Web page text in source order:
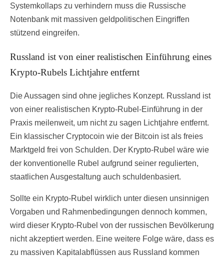
Systemkollaps zu verhindern muss die Russische
Notenbank mit massiven geldpolitischen Eingriffen
stützend eingreifen.
Russland ist von einer realistischen Einführung eines
Krypto-Rubels Lichtjahre entfernt
Die Aussagen sind ohne jegliches Konzept. Russland ist
von einer realistischen Krypto-Rubel-Einführung in der
Praxis meilenweit, um nicht zu sagen Lichtjahre entfernt.
Ein klassischer Cryptocoin wie der Bitcoin ist als freies
Marktgeld frei von Schulden. Der Krypto-Rubel wäre wie
der konventionelle Rubel aufgrund seiner regulierten,
staatlichen Ausgestaltung auch schuldenbasiert.
Sollte ein Krypto-Rubel wirklich unter diesen unsinnigen
Vorgaben und Rahmenbedingungen dennoch kommen,
wird dieser Krypto-Rubel von der russischen Bevölkerung
nicht akzeptiert werden. Eine weitere Folge wäre, dass es
zu massiven Kapitalabflüssen aus Russland kommen